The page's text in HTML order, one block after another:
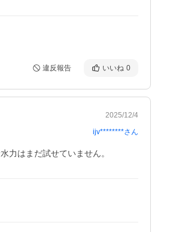
違反報告 いいね 0
2025/12/4
ijv********さん
力はまだ試せていません。